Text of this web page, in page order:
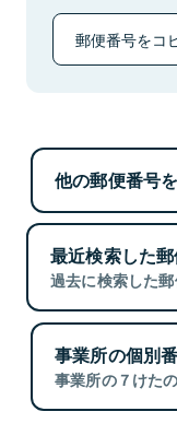
郵便番号をコ
他の郵便番号
最近検索した
過去に検索した郵
事業所の個別
事業所の７けた